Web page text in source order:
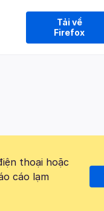
Tải về
Firefox
thoại hoặc
cáo lạm